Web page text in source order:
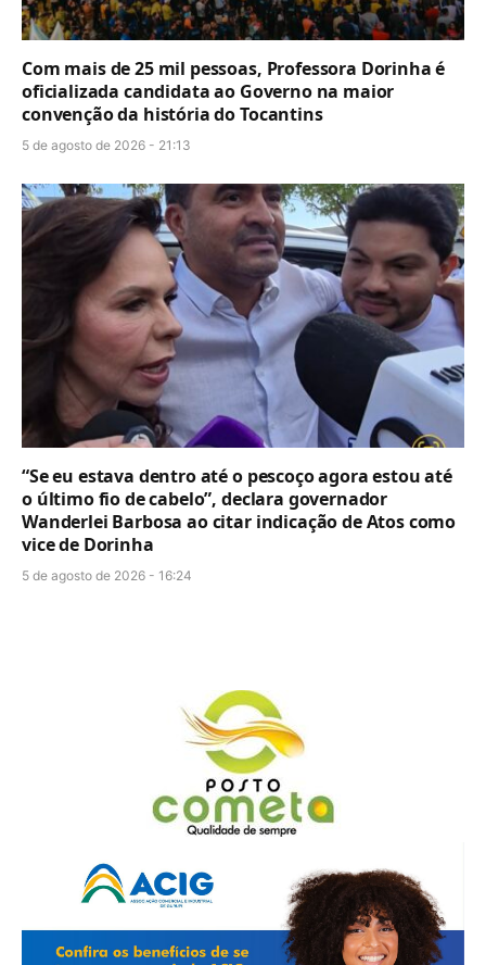
Com mais de 25 mil pessoas, Professora Dorinha é
oficializada candidata ao Governo na maior
convenção da história do Tocantins
5 de agosto de 2026 - 21:13
“Se eu estava dentro até o pescoço agora estou até
o último fio de cabelo”, declara governador
Wanderlei Barbosa ao citar indicação de Atos como
vice de Dorinha
5 de agosto de 2026 - 16:24